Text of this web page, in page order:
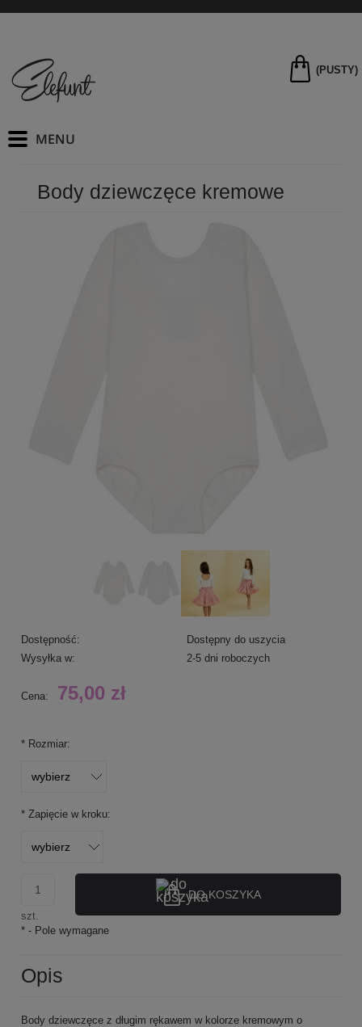
(PUSTY)
Body dziewczęce kremowe
Dostępność:
Dostępny do uszycia
Wysyłka w:
2-5 dni roboczych
Cena: 75,00 zł
* Rozmiar:
* Zapięcie w kroku:
szt.
DO KOSZYKA
* - Pole wymagane
Opis
Body dziewczęce z długim rękawem w kolorze kremowym o